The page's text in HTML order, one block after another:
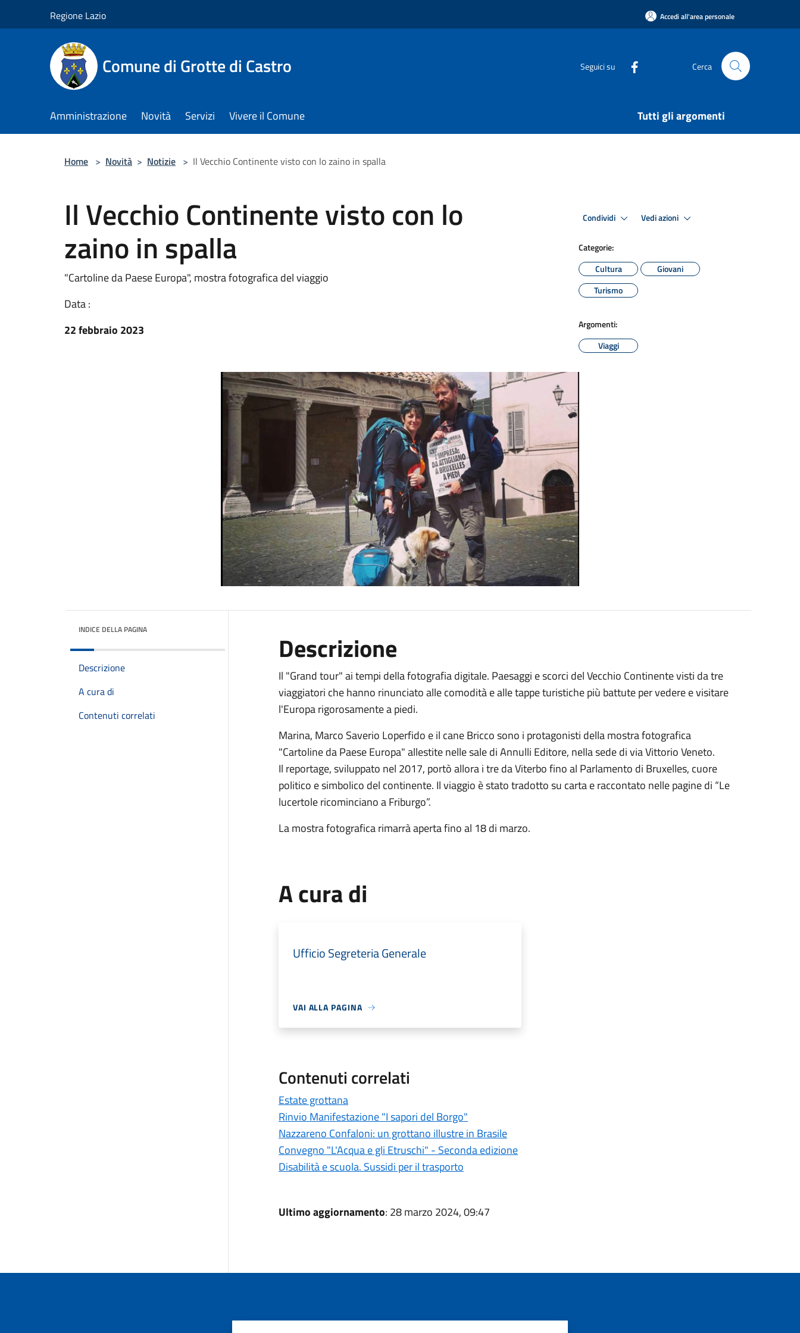
Regione Lazio Accedi all'area personale
Comune di Grotte di Castro Seguici su Cerca
Amministrazione Novità Servizi Vivere il Comune Tutti gli argomenti
Home > Novità > Notizie > Il Vecchio Continente visto con lo zaino in spalla
Il Vecchio Continente visto con lo
zaino in spalla
"Cartoline da Paese Europa", mostra fotografica del viaggio
Data :
22 febbraio 2023
Condividi Vedi azioni
Categorie:
Cultura
Giovani
Turismo
Argomenti:
Viaggi
INDICE DELLA PAGINA
Descrizione
A cura di
Contenuti correlati
Descrizione
Il "Grand tour" ai tempi della fotografia digitale. Paesaggi e scorci del Vecchio Continente visti da tre
viaggiatori che hanno rinunciato alle comodità e alle tappe turistiche più battute per vedere e visitare
l'Europa rigorosamente a piedi.
Marina, Marco Saverio Loperfido e il cane Bricco sono i protagonisti della mostra fotografica
"Cartoline da Paese Europa" allestite nelle sale di Annulli Editore, nella sede di via Vittorio Veneto.
Il reportage, sviluppato nel 2017, portò allora i tre da Viterbo fino al Parlamento di Bruxelles, cuore
politico e simbolico del continente. Il viaggio è stato tradotto su carta e raccontato nelle pagine di “Le
lucertole ricominciano a Friburgo”.
La mostra fotografica rimarrà aperta fino al 18 di marzo.
A cura di
Ufficio Segreteria Generale
VAI ALLA PAGINA
Contenuti correlati
Estate grottana
Rinvio Manifestazione "I sapori del Borgo"
Nazzareno Confaloni: un grottano illustre in Brasile
Convegno "L'Acqua e gli Etruschi" - Seconda edizione
Disabilità e scuola. Sussidi per il trasporto
Ultimo aggiornamento: 28 marzo 2024, 09:47